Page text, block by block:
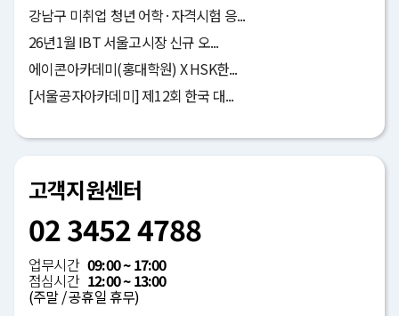
강남구 미취업 청년 어학·자격시험 응...
26년1월 IBT 서울고시장 신규 오...
에이콘아카데미(홍대학원) X HSK한...
[서울공자아카데미] 제12회 한국 대...
고객지원센터
02 3452 4788
업무시간 09:00 ~ 17:00
점심시간 12:00 ~ 13:00
(주말 / 공휴일 휴무)